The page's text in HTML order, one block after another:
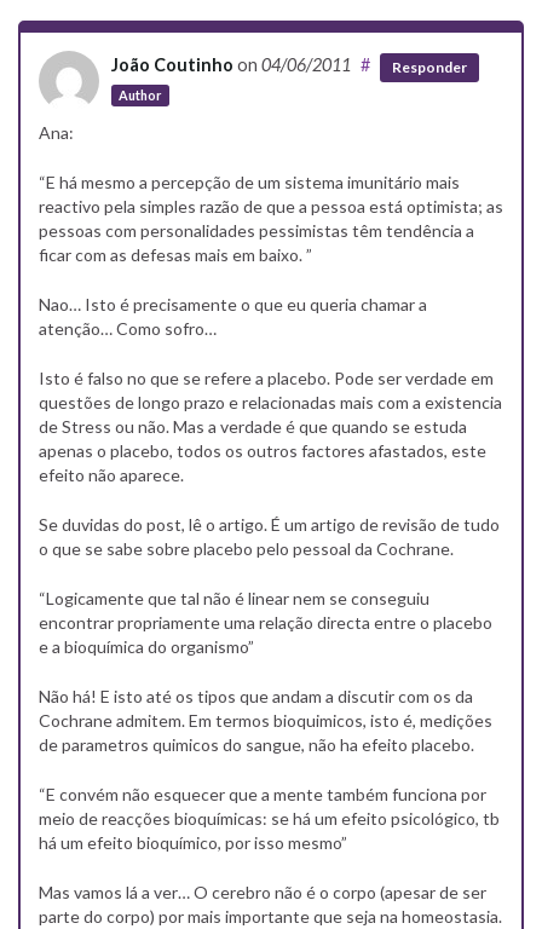
João Coutinho on 04/06/2011
Author
# Responder
Ana:
“E há mesmo a percepção de um sistema imunitário mais
reactivo pela simples razão de que a pessoa está optimista; as
pessoas com personalidades pessimistas têm tendência a
ficar com as defesas mais em baixo. ”
Nao… Isto é precisamente o que eu queria chamar a
atenção… Como sofro…
Isto é falso no que se refere a placebo. Pode ser verdade em
questões de longo prazo e relacionadas mais com a existencia
de Stress ou não. Mas a verdade é que quando se estuda
apenas o placebo, todos os outros factores afastados, este
efeito não aparece.
Se duvidas do post, lê o artigo. É um artigo de revisão de tudo
o que se sabe sobre placebo pelo pessoal da Cochrane.
“Logicamente que tal não é linear nem se conseguiu
encontrar propriamente uma relação directa entre o placebo
e a bioquímica do organismo”
Não há! E isto até os tipos que andam a discutir com os da
Cochrane admitem. Em termos bioquimicos, isto é, medições
de parametros quimicos do sangue, não ha efeito placebo.
“E convém não esquecer que a mente também funciona por
meio de reacções bioquímicas: se há um efeito psicológico, tb
há um efeito bioquímico, por isso mesmo”
Mas vamos lá a ver… O cerebro não é o corpo (apesar de ser
parte do corpo) por mais importante que seja na homeostasia.